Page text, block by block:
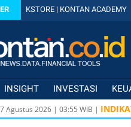
KSTORE | KONTAN ACADEMY
INSIGHT INVESTASI
Agustus 2026 | 03:55 WIB |